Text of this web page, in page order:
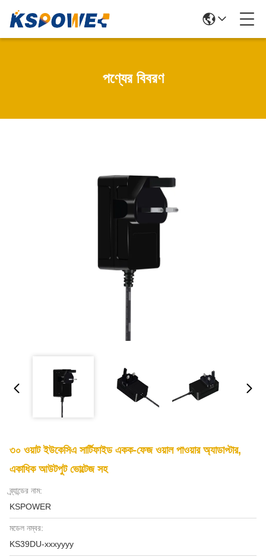
পণ্যের বিবরণ
৩০ ওয়াট ইউকেসিএ সার্টিফাইড একক-ফেজ ওয়াল পাওয়ার অ্যাডাপ্টার,
একাধিক আউটপুট ভোল্টেজ সহ
ব্র্যান্ডের নাম:
KSPOWER
মডেল নম্বর:
KS39DU-xxxyyyy